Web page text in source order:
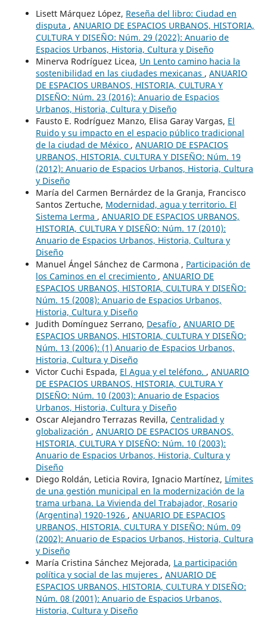
Lisett Márquez López, Reseña del libro: Ciudad en
disputa , ANUARIO DE ESPACIOS URBANOS, HISTORIA,
CULTURA Y DISEÑO: Núm. 29 (2022): Anuario de
Espacios Urbanos, Historia, Cultura y Diseño
Minerva Rodríguez Licea, Un Lento camino hacia la
sostenibilidad en las ciudades mexicanas , ANUARIO
DE ESPACIOS URBANOS, HISTORIA, CULTURA Y
DISEÑO: Núm. 23 (2016): Anuario de Espacios
Urbanos, Historia, Cultura y Diseño
Fausto E. Rodríguez Manzo, Elisa Garay Vargas, El
Ruido y su impacto en el espacio público tradicional
de la ciudad de México , ANUARIO DE ESPACIOS
URBANOS, HISTORIA, CULTURA Y DISEÑO: Núm. 19
(2012): Anuario de Espacios Urbanos, Historia, Cultura
y Diseño
María del Carmen Bernárdez de la Granja, Francisco
Santos Zertuche, Modernidad, agua y territorio. El
Sistema Lerma , ANUARIO DE ESPACIOS URBANOS,
HISTORIA, CULTURA Y DISEÑO: Núm. 17 (2010):
Anuario de Espacios Urbanos, Historia, Cultura y
Diseño
Manuel Ángel Sánchez de Carmona , Participación de
los Caminos en el crecimiento , ANUARIO DE
ESPACIOS URBANOS, HISTORIA, CULTURA Y DISEÑO:
Núm. 15 (2008): Anuario de Espacios Urbanos,
Historia, Cultura y Diseño
Judith Domínguez Serrano, Desafío , ANUARIO DE
ESPACIOS URBANOS, HISTORIA, CULTURA Y DISEÑO:
Núm. 13 (2006): (1) Anuario de Espacios Urbanos,
Historia, Cultura y Diseño
Victor Cuchi Espada, El Agua y el teléfono. , ANUARIO
DE ESPACIOS URBANOS, HISTORIA, CULTURA Y
DISEÑO: Núm. 10 (2003): Anuario de Espacios
Urbanos, Historia, Cultura y Diseño
Oscar Alejandro Terrazas Revilla, Centralidad y
globalización , ANUARIO DE ESPACIOS URBANOS,
HISTORIA, CULTURA Y DISEÑO: Núm. 10 (2003):
Anuario de Espacios Urbanos, Historia, Cultura y
Diseño
Diego Roldán, Leticia Rovira, Ignacio Martínez, Límites
de una gestión municipal en la modernización de la
trama urbana. La Vivienda del Trabajador, Rosario
(Argentina) 1920-1926 , ANUARIO DE ESPACIOS
URBANOS, HISTORIA, CULTURA Y DISEÑO: Núm. 09
(2002): Anuario de Espacios Urbanos, Historia, Cultura
y Diseño
María Cristina Sánchez Mejorada, La participación
política y social de las mujeres , ANUARIO DE
ESPACIOS URBANOS, HISTORIA, CULTURA Y DISEÑO:
Núm. 08 (2001): Anuario de Espacios Urbanos,
Historia, Cultura y Diseño